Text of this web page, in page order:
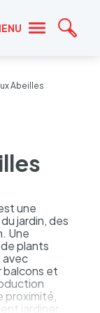
Abeilles
une
jardin, des
Une
plants
avec
balcons et
proximité,
jardiner